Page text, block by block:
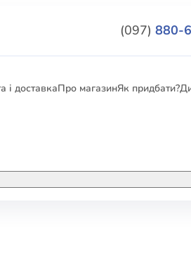
(097) 880-
і доставкаПро магазинЯк придбати?
КНИГИ